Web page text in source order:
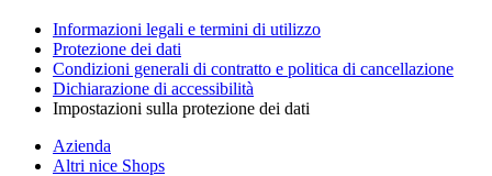
Informazioni legali e termini di utilizzo
Protezione dei dati
Condizioni generali di contratto e politica di cancellazione
Dichiarazione di accessibilità
Impostazioni sulla protezione dei dati
Azienda
Altri nice Shops